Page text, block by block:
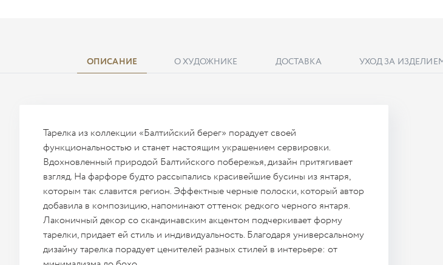
ОПИСАНИЕ О ХУДОЖНИКЕ ДОСТАВКА УХОД ЗА
Тарелка из коллекции «Балтийский берег» порадует своей
функциональностью и станет настоящим украшением сервировки.
Вдохновленный природой Балтийского побережья, дизайн притягивает
взгляд. На фарфоре будто рассыпались красивейшие бусины из янтаря,
которым так славится регион. Эффектные черные полоски, который автор
добавила в композицию, напоминают оттенок редкого черного янтаря.
Лаконичный декор со скандинавским акцентом подчеркивает форму
тарелки, придает ей стиль и индивидуальность. Благодаря универсальному
дизайну тарелка порадует ценителей разных стилей в интерьере: от